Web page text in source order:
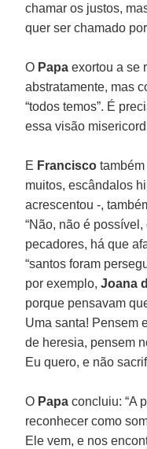
chamar os justos,
quer ser chamado
O Papa exortou a se
abstratamente, mas
“todos temos”. É
essa visão
E Francisco
muitos, escândalos
acrescentou -,
“Não, não é
pecadores, há que
“santos foram
por exemplo,Joana
porque pensavam
Uma santa! Pensem
de heresia, pensem
Eu quero, e não
O Papa concluiu: “A
reconhecer como
Ele vem, e nos